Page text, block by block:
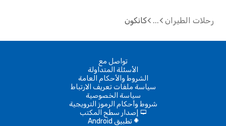
الطيران كانكون
تواصل مع
الأسئلة المتداولة
الشروط والأحكام العامة
سياسة ملفات تعريف الارتباط
سياسة الخصوصية
شروط وأحكام الرموز الترويجية
إصدار سطح المكتب
تطبيق Android